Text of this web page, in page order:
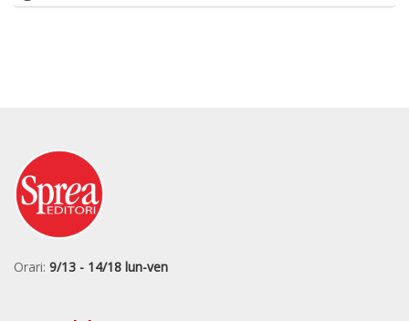
Orari: 9/13 - 14/18 lun-ven